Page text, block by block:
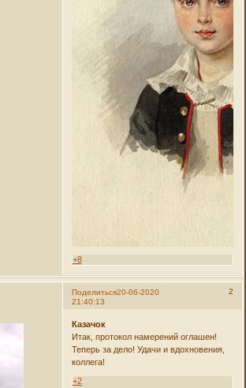
+8
Поделиться 2
20-06-2020
21:40:13
Казачок
Итак, протокол намерений оглашен!
Теперь за дело! Удачи и вдохновения,
коллега!
+2